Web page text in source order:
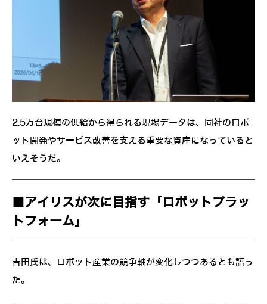
2.5万台規模の供給から得られる現場データは、同社のロボ
ット開発やサービス改善を支える重要な資産になっていると
いえそうだ。
■アイリスが次に目指す「ロボットプラッ
トフォーム」
吉田氏は、ロボット産業の競争軸が変化しつつあるとも語っ
た。